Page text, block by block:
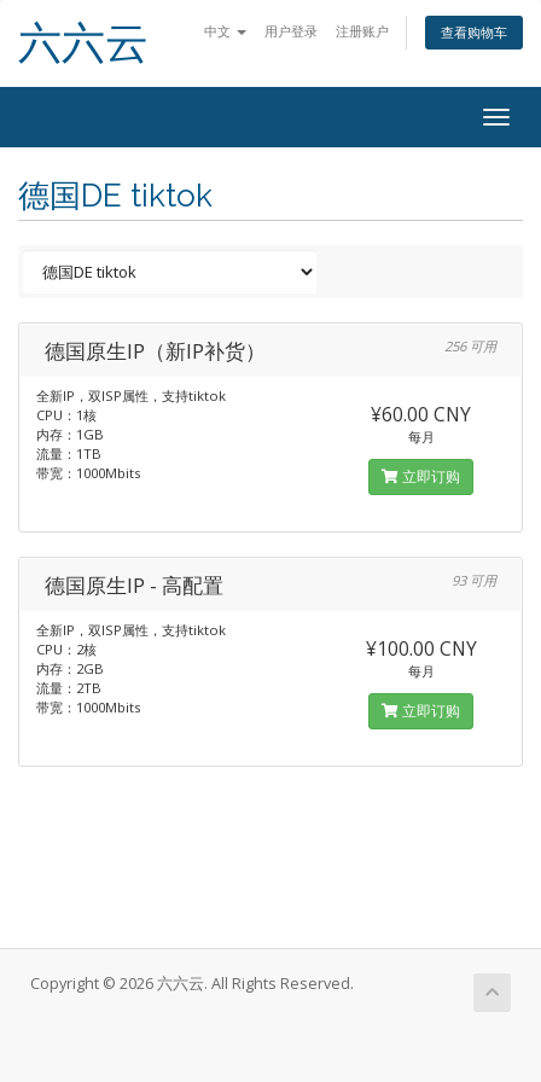
中文 用户登录 注册账户 查看购物车
六六云
德国DE tiktok
德国原生IP（新IP补货） 256 可用
全新IP，双ISP属性，支持tiktok
CPU：1核
内存：1GB
流量：1TB
带宽：1000Mbits
¥60.00 CNY
每月
立即订购
德国原生IP - 高配置 93 可用
全新IP，双ISP属性，支持tiktok
CPU：2核
内存：2GB
流量：2TB
带宽：1000Mbits
¥100.00 CNY
每月
立即订购
Copyright © 2026 六六云. All Rights Reserved.